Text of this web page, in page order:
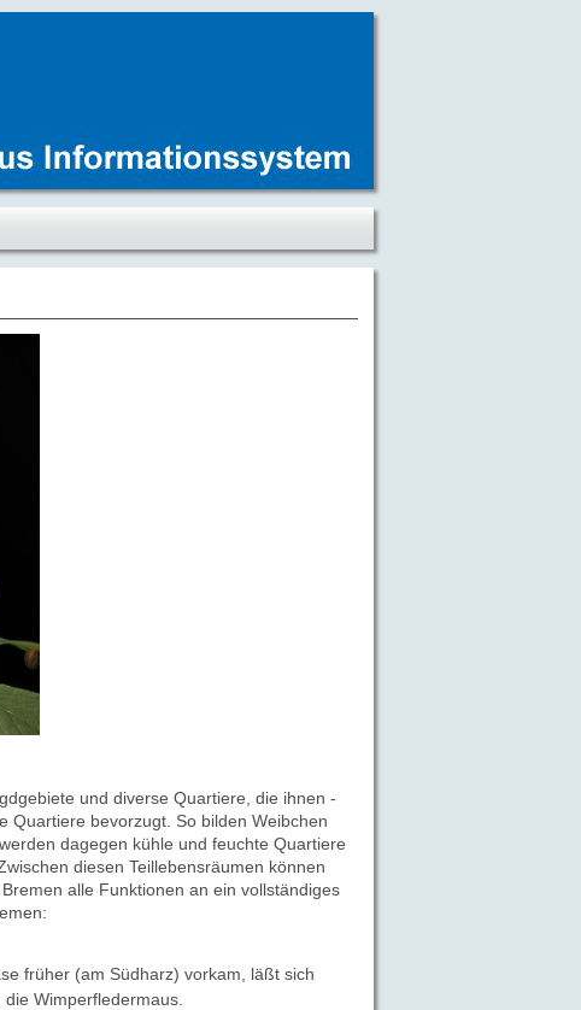
und diverse Quartiere, die ihnen -
Quartiere bevorzugt. So bilden Weibchen
dagegen kühle und feuchte Quartiere
diesen Teillebensräumen können
alle Funktionen an ein vollständiges
früher (am Südharz) vorkam, läßt sich
Wimperfledermaus.